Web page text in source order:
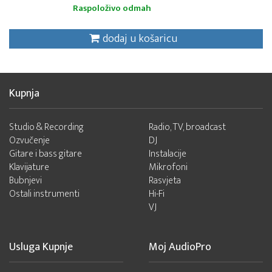
Raspoloživo odmah
dodaj u košaricu
Kupnja
Studio & Recording
Ozvučenje
Gitare i bass gitare
Klavijature
Bubnjevi
Ostali instrumenti
Radio, TV, broadcast
DJ
Instalacije
Mikrofoni
Rasvjeta
Hi-Fi
VJ
Usluga Kupnje Moj AudioPro